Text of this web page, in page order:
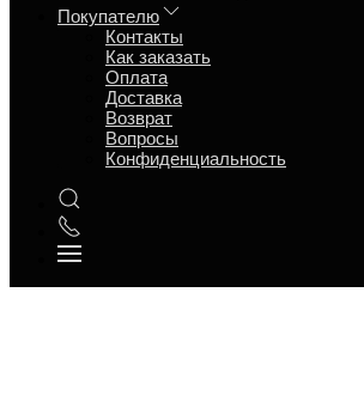
Покупателю
Контакты
Как заказать
Оплата
Доставка
Возврат
Вопросы
Конфиденциальность
Товаров на странице
12 товаров
24 товара
28 товаров
36 товаров
48 товаров